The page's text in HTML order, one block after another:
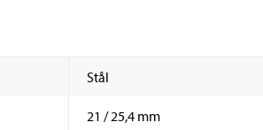
Stål
21 / 25,4 mm